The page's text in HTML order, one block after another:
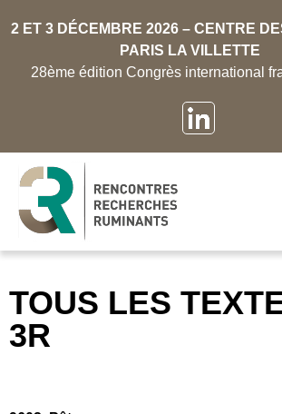
2 ET 3 DÉCEMBRE 2026 – CENTRE
PARIS LA VILLETTE
28ème édition Congrès international
TOUS LES
3R